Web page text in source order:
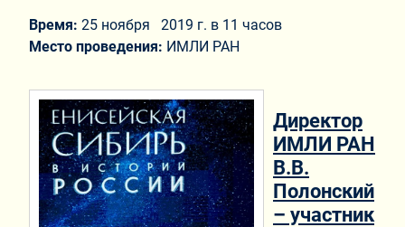
Время: 25 ноября 2019 г. в 11 часов
Место проведения: ИМЛИ РАН
Директор
ИМЛИ РАН
В.В.
Полонский
– участник